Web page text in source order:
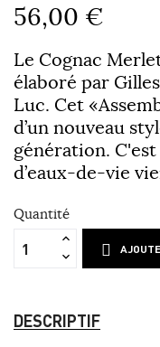
56,00 €
Le Cognac
élaboré par
Luc. Cet
d’un nouveau
génération. C'est
d’eaux-de-vie
Quantité
DESCRIPTIF